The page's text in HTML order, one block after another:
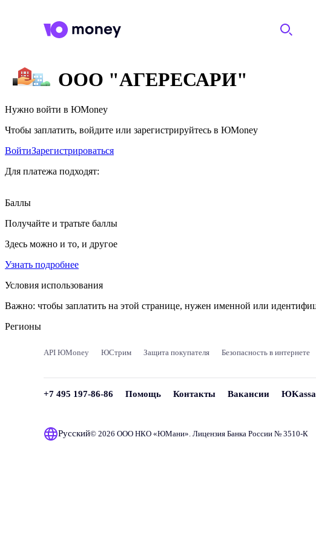
ООО "АГЕРЕСАРИ"
Нужно войти в ЮMoney
Чтобы заплатить, войдите или зарегистрируйтесь в ЮMoney
ВойтиЗарегистрироваться
Для платежа подходят:
Баллы
Получайте и тратьте баллы
Здесь можно и то, и другое
Узнать подробнее
Условия использования
Важно: чтобы заплатить на этой странице, нужен именной или
Регионы
API ЮMoney ЮСтрим Защита покупателя Безопасность в интернете
+7 495 197-86-86 Помощь Контакты Вакансии ЮKassa
Русский© 2026 ООО НКО «ЮМани». Лицензия Банка России № 3510‑К